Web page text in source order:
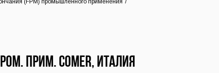
прим. COMER, Италия